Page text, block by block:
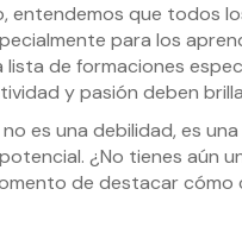
entendemos que todos
para los
lista de formaciones
y pasión deben
es una debilidad, es
¿No tienes aún
de destacar